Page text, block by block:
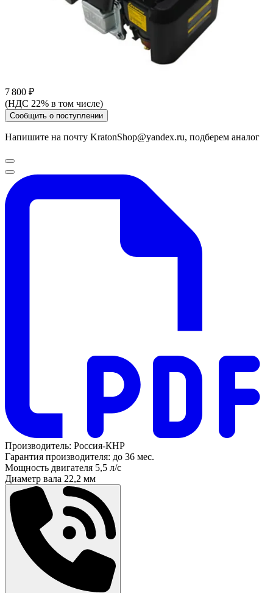
7 800 ₽
(НДС 22% в том числе)
Сообщить о поступлении
Напишите на почту KratonShop@yandex.ru, подберем аналог
Производитель: Россия-КНР
Гарантия производителя: до 36 мес.
Мощность двигателя 5,5 л/с
Диаметр вала 22,2 мм